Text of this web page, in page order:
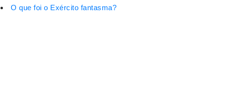
O que foi o Exército fantasma?